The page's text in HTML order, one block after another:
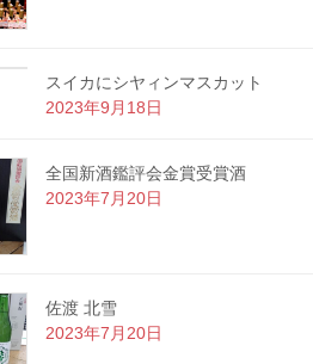
スイカにシヤィンマスカット
2023年9月18日
全国新酒鑑評会金賞受賞酒
2023年7月20日
佐渡 北雪
2023年7月20日